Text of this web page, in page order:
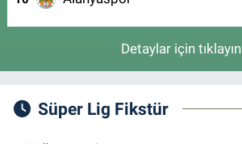
Detaylar için tıklayın
Süper Lig Fikstür